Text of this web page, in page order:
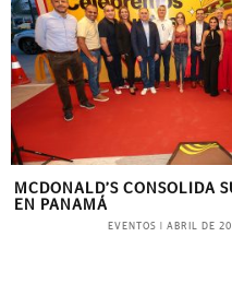
MCDONALD’S CONSOLIDA
EN PANAMÁ
EVENTOS | ABRIL DE